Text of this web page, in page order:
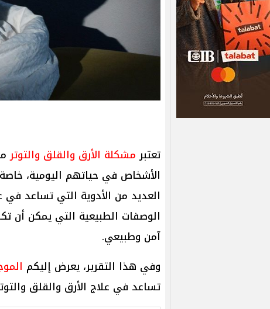
تعتبرمشكلة الأرق والقلق والتوتر
الأشخاص في حياتهم اليومية،
العديد من الأدوية التي تساعد
الوصفات الطبيعية التي يمكن أن
آمن وطبيعي.
وفي هذا التقرير، يعرض إليكم
تساعد في علاج الأرق والقلق